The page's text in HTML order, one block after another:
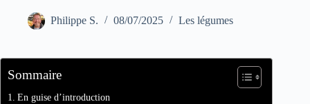
Philippe S. 08/07/2025 Les légumes
Sommaire
En guise d’introduction